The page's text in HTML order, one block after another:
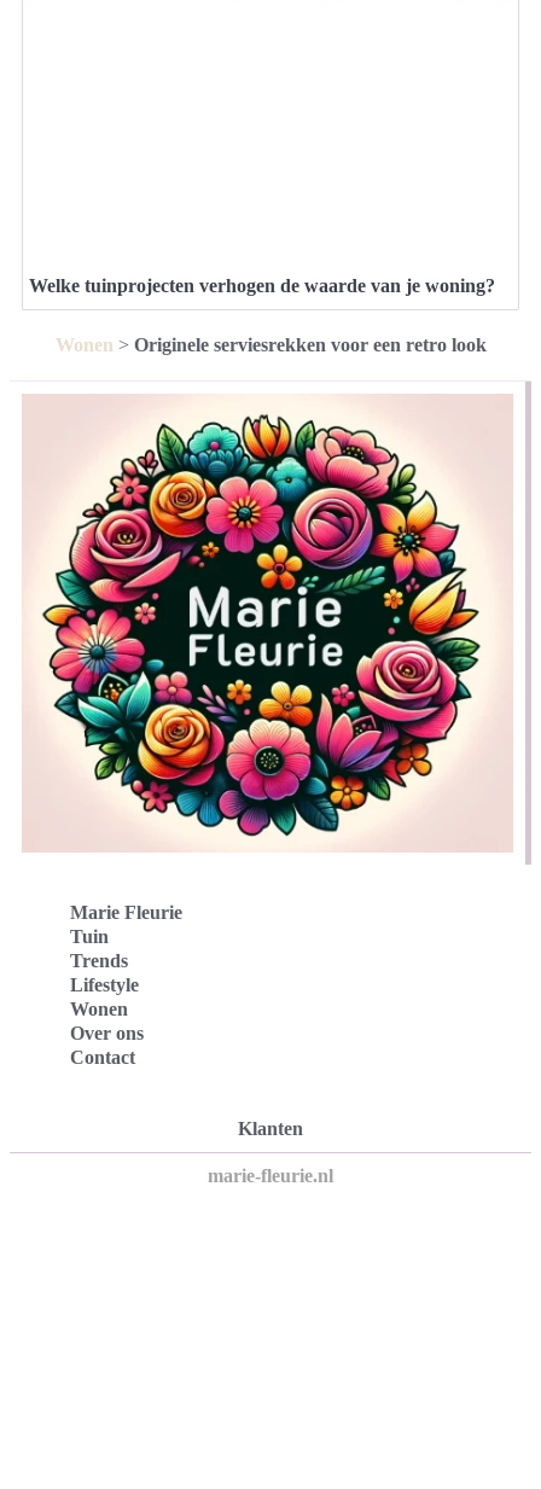
Welke tuinprojecten verhogen de waarde van je woning?
Wonen > Originele serviesrekken voor een retro look
Marie Fleurie
Tuin
Trends
Lifestyle
Wonen
Over ons
Contact
Klanten
marie-fleurie.nl